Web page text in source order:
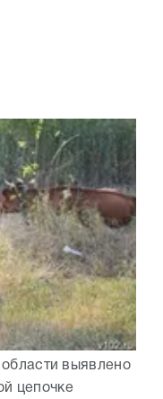
выявлено
цепочке